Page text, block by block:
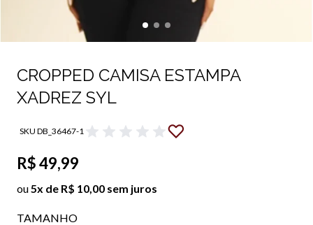
CROPPED CAMISA ESTAMPA
XADREZ SYL
SKU DB_36467-1
R$ 49,99
ou5x de R$ 10,00 sem juros
TAMANHO